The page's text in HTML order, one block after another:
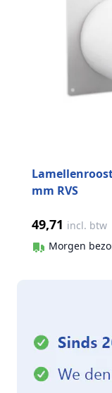
mm RVS
49,71 incl. btw
Morgen